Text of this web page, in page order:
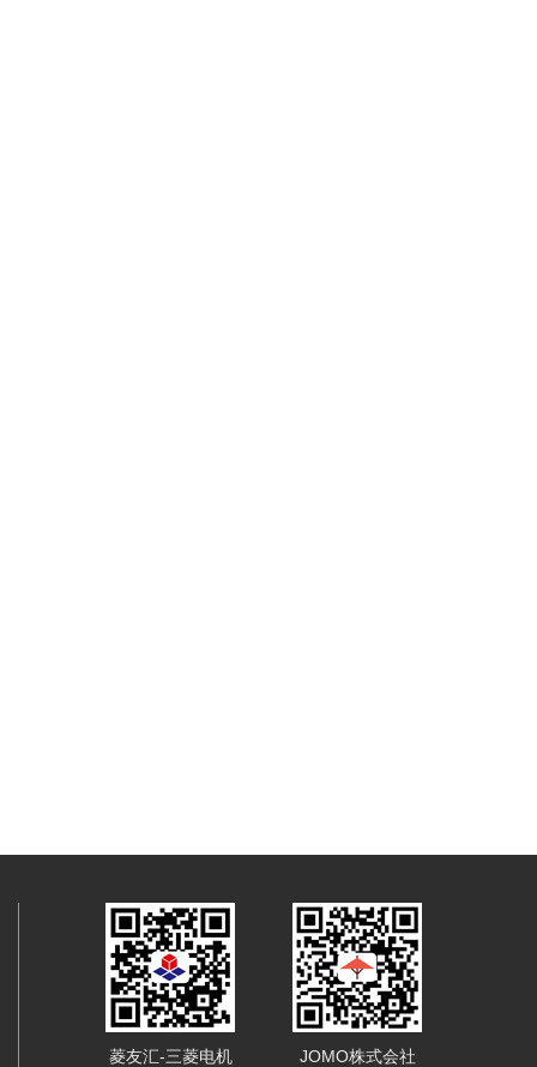
菱友汇-三菱电机 JOMO株式会社